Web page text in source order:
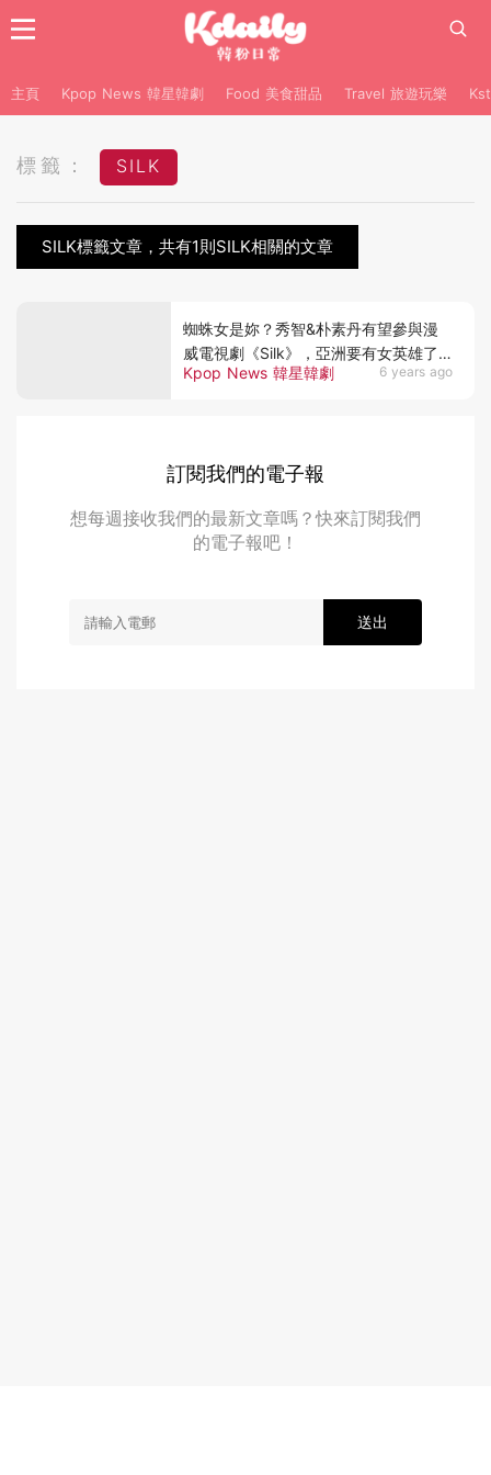
主頁 Kpop News 韓星韓劇 Food 美食甜品 Travel 旅遊玩樂
標籤： SILK
SILK標籤文章，共有1則SILK相關的文章
Kpop News 韓星韓劇 6 years ago
蜘蛛女是妳？秀智&朴素丹有望參與漫
威電視劇《Silk》，亞洲要有女英雄了
嗎！
訂閱我們的電子報
想每週接收我們的最新文章嗎？快來訂閱我們
的電子報吧！
送出